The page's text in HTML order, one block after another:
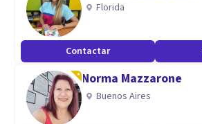
Florida
Contactar
Norma Mazzarone
Buenos Aires